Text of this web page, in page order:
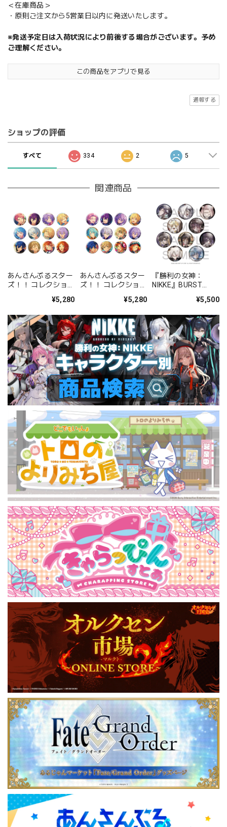
＜在庫商品＞
・原則ご注文から5営業日以内に発送いたします。
※発送予定日は入荷状況により前後する場合がございます。予め
ご理解ください。
この商品をアプリで見る
通報する
ショップの評価
すべて 334 2 5
関連商品
あんさんぶるスター
ズ！！ コレクション
¥5,280
あんさんぶるスター
ズ！！ コレクション
¥5,280
『勝利の女神：
NIKKE』BURST
ジ Vol.9 BOX 全10種
¥5,500